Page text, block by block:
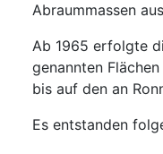
Abraummassen
Ab 1965 erfolgte
genannten
bis auf den an
Es entstanden